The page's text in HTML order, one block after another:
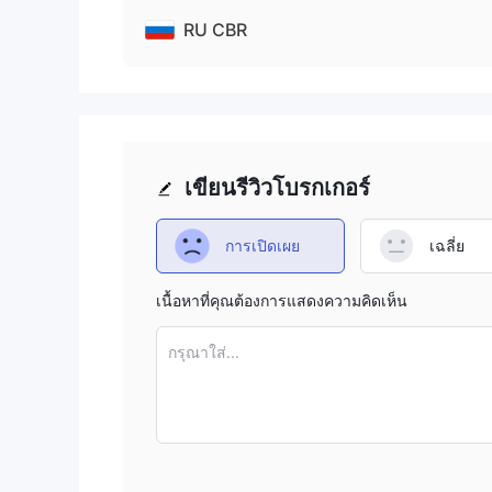
ความถูกต้องของ Binomo เป็นสิ่งที่สงสัย
เครื่องมือตลาด
Binomo Trading ให้นักเทรดเลือกใช้เครื่องมือตลาดที่
ฟอเร็กซ์หรืออัตราแลกเปลี่ยนเงินต่างประเทศ ช่วยให้
นอกจากฟอเร็กซ์แล้ว Binomo ยังมีการเทรดสกุลเงินดิจิต
Binomo รวมถึง Bitcoin, Ethereum, Litecoin และอื่น ๆ
Binomo Trading มีหลากหลายแพลตฟอร์มการเทรด เ
RU CBR
เขียนรีวิวโบรกเกอร์
การเปิดเผย เฉลี่ย
เนื้อหาที่คุณต้องการแสดงความคิดเห็น
กรุณาใส่...